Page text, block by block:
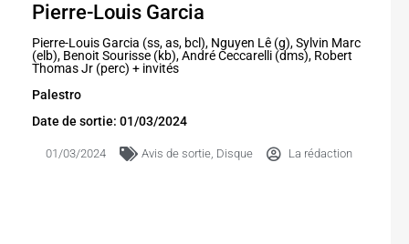
Pierre-Louis Garcia
Pierre-Louis Garcia (ss, as, bcl), Nguyen Lê (g), Sylvin Marc
(elb), Benoit Sourisse (kb), André Ceccarelli (dms), Robert
Thomas Jr (perc) + invités
Palestro
Date de sortie: 01/03/2024
01/03/2024 Avis de sortie, Disque La rédaction